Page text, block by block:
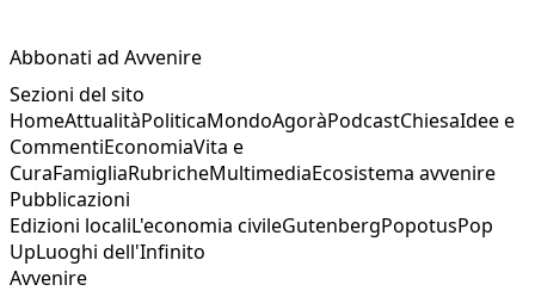
Abbonati ad Avvenire
Sezioni del sito
HomeAttualitàPoliticaMondoAgoràPodcastChiesaIdee e
CommentiEconomiaVita e
CuraFamigliaRubricheMultimediaEcosistema avvenire
Pubblicazioni
Edizioni localiL'economia civileGutenbergPopotusPop
UpLuoghi dell'Infinito
Avvenire